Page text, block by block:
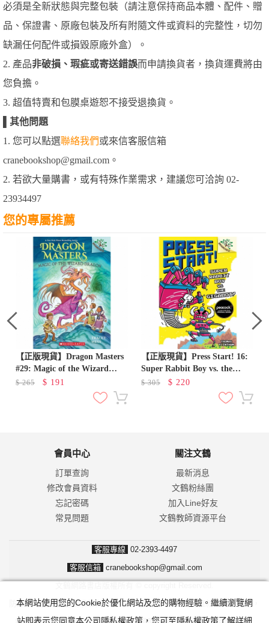
必須是全新狀態與完整包裝（請注意保持商品本體、配件、贈
品、保證書、原廠包裝及所有附隨文件或資料的完整性，切勿
缺漏任何配件或損毀原廠外盒）。
2. 產品非破損、瑕疵或寄送錯誤而申請換貨者，換貨運費將由
您負擔。
3. 超值特賣和包膜桌遊恕不接受退換貨。
其他問題
1. 您可以點選聯絡我們或來信客服信箱
cranebookshop@gmail.com。
2. 若欲大量購書，或有特殊作業需求，建議您可洽詢 02-
23934497
您的專屬推薦
【正版現貨】Dragon Masters
#29: Magic of the Wizard
Dragon
$265 $ 191
【正版現貨】Press Start! 16:
Super Rabbit Boy vs. the
Gigabot!
$305 $ 220
會員中心
訂單查詢
修改會員資料
忘記密碼
常見問題
關注文鶴
最新消息
文鶴粉絲團
加入Line好友
文鶴教師資源平台
客服專線 02-2393-4497
客服信箱 cranebookshop@gmail.com
防詐騙！我們不會要求並指示您至ATM操作。ATM只有匯款及轉帳功能，
無法解除分期付款或訂單錯誤問題。隨時可撥打165反詐騙諮詢專線。
本網站使用您的Cookie於優化網站及您的購物經驗。繼續瀏覽網
站即表示您同意本公司隱私權政策，您可至隱私權政策了解詳細